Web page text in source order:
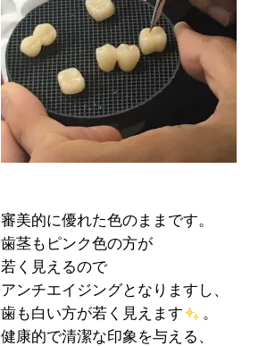
審美的に優れた色のままです。
歯茎もピンク色の方が
若く見えるので
アンチエイジングとなりますし、
歯も白い方が若く見えます
。
健康的で清潔な印象を与える、